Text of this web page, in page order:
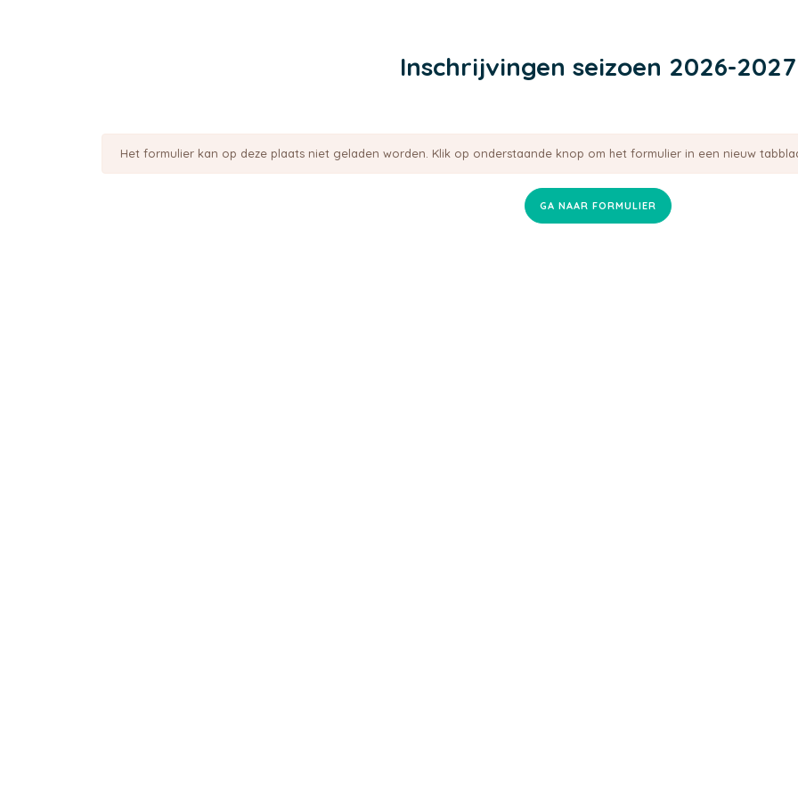
Inschrijvingen seizoen 2026-2027
Het formulier kan op deze plaats niet geladen worden. Klik op onderstaande knop om het formulier in een nieuw
GA NAAR FORMULIER